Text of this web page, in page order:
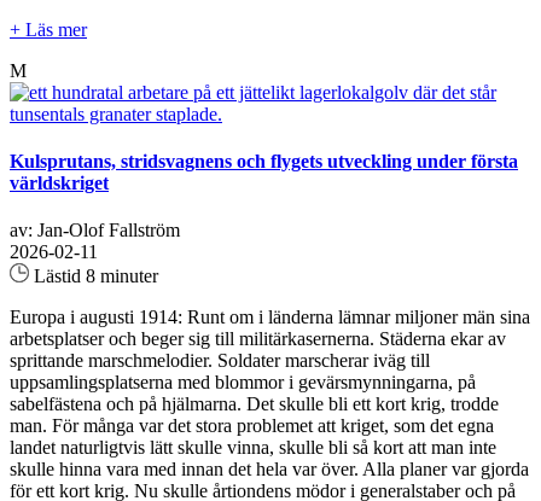
+ Läs mer
M
Kulsprutans, stridsvagnens och flygets utveckling under första
världskriget
av: Jan-Olof Fallström
2026-02-11
Lästid 8 minuter
Europa i augusti 1914: Runt om i länderna lämnar miljoner män sina
arbetsplatser och beger sig till militärkasernerna. Städerna ekar av
sprittande marschmelodier. Soldater marscherar iväg till
uppsamlingsplatserna med blommor i gevärsmynningarna, på
sabelfästena och på hjälmarna. Det skulle bli ett kort krig, trodde
man. För många var det stora problemet att kriget, som det egna
landet naturligtvis lätt skulle vinna, skulle bli så kort att man inte
skulle hinna vara med innan det hela var över. Alla planer var gjorda
för ett kort krig. Nu skulle årtiondens mödor i generalstaber och på